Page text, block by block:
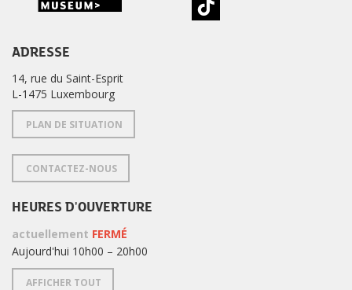
ADRESSE
14, rue du Saint-Esprit
L-1475 Luxembourg
PLAN DE SITUATION
CONTACTEZ-NOUS
HEURES D'OUVERTURE
actuellement FERMÉ
Aujourd'hui 10h00 – 20h00
AFFICHER TOUT